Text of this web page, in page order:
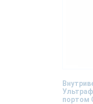
портом